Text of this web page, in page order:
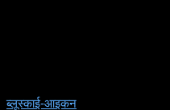
ब्लूस्काई-आइकन